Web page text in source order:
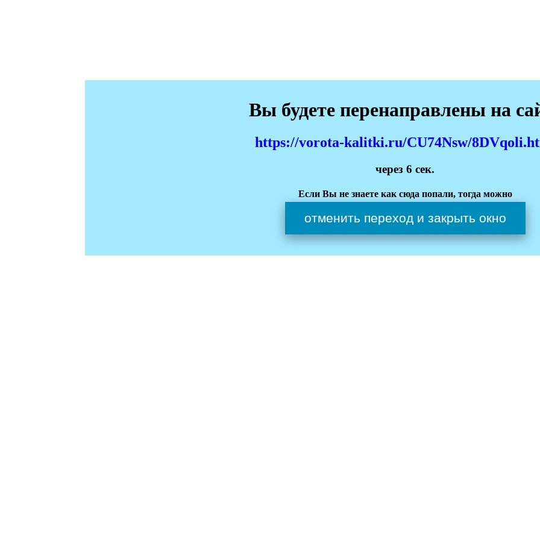
Вы будете перенаправлены на
https://vorota-kalitki.ru/CU74Nsw/
через 6 сек.
Если Вы не знаете как сюда попали, тогда можно
отменить переход и закрыть окно